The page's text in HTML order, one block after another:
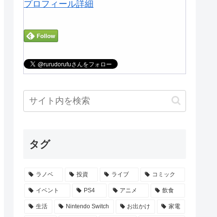
プロフィール詳細
タグ
ラノベ 投資 ライブ コミック
イベント PS4 アニメ 飲食
生活 Nintendo Switch お出かけ 家電